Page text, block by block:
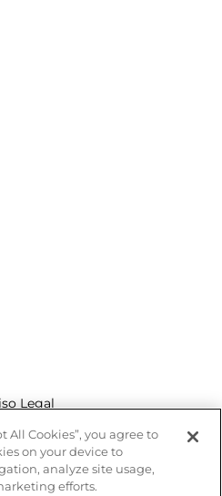
Legal
de denuncias
de cookies
All Cookies”, you agree to
on your device to
analyze site usage,
efforts.